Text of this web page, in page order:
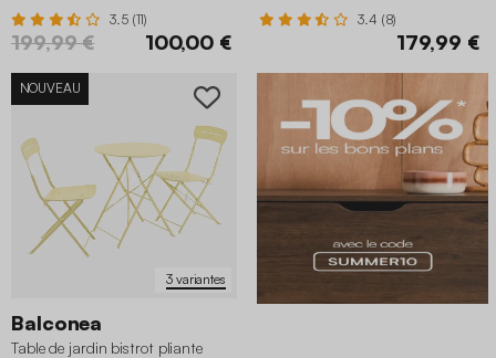
3.5 (11)
199,99 € 100,00 €
3.4 (8)
179,99 €
3 variantes
NOUVEAU
Balconea
Table de jardin bistrot pliante